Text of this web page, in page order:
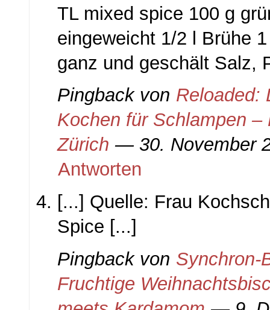
TL mixed spice 100 g
eingeweicht 1/2 l Brühe
ganz und geschält Salz,
Pingback von Reloaded:
Kochen für Schlampen –
Zürich — 30. November
Antworten
[...] Quelle: Frau
Spice [...]
Pingback von Synchron-
Fruchtige